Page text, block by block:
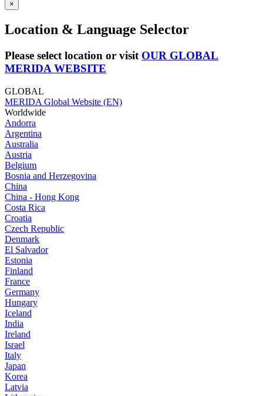
×
Location & Language Selector
Please select location or visit OUR GLOBAL
MERIDA WEBSITE
GLOBAL
MERIDA Global Website (EN)
Worldwide
Andorra
Argentina
Australia
Austria
Belgium
Bosnia and Herzegovina
China
China - Hong Kong
Costa Rica
Croatia
Czech Republic
Denmark
El Salvador
Estonia
Finland
France
Germany
Hungary
Iceland
India
Ireland
Israel
Italy
Japan
Korea
Latvia